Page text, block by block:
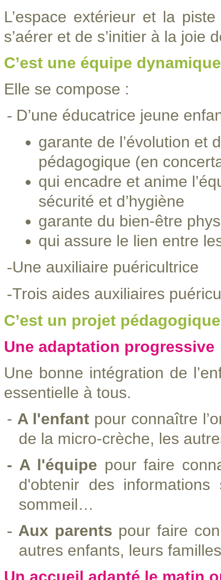
L’espace extérieur et la
s’aérer et de s’initier à la joie
C’est une équipe
Elle se compose :
- D’une éducatrice jeune
garante de l’évolution et
pédagogique (en
qui encadre et anime
sécurité et d’hygiène
garante du bien-être
qui assure le lien entre
-Une auxiliaire puéricultrice
-Trois aides auxiliaires
C’est un projet pédagogique
Une adaptation progressive
Une bonne intégration de
essentielle à tous.
- A l'enfant pour connaître
de la micro-crèche, les
- A l'équipe pour faire
d'obtenir des
sommeil…
- Aux parents pour faire
autres enfants, leurs